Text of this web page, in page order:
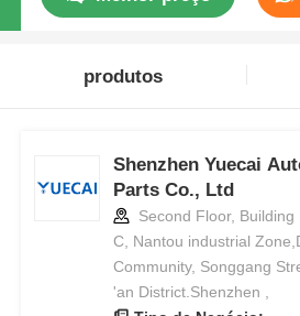
produtos
Shenzhen Yuecai
Parts Co., Ltd
Second Floor, Building
C, Nantou industrial
Community, Songgang
'an District.Shenzhen ,